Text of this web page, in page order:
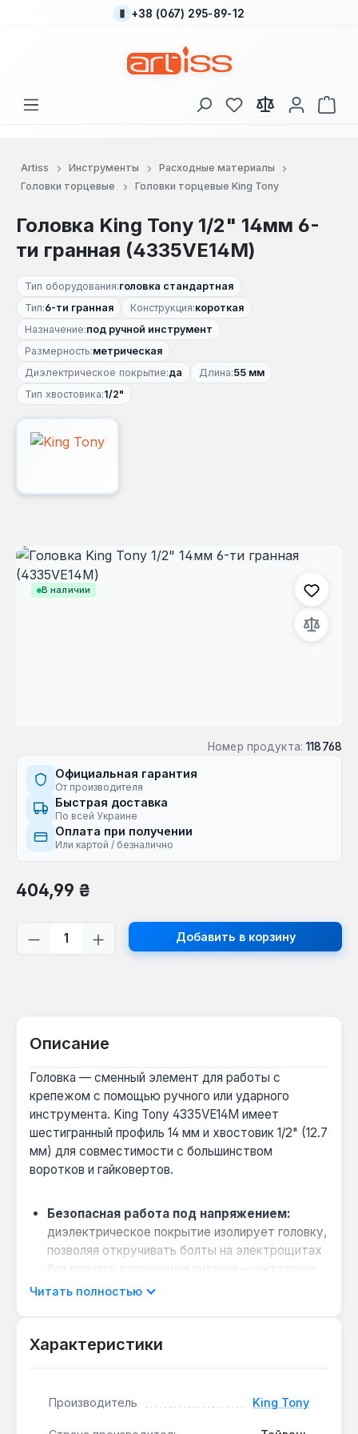
Перейти к основному содержанию
+38 (067) 295-89-12
У вас есть товары
В
Artiss Инструменты
Расходные материалы
Головки торцевые
Головки торцевые King Tony
Головка King Tony 1/2" 14мм 6-
ти гранная (4335VE14M)
Тип оборудования:головка стандартная
Тип:6-ти гранная Конструкция:короткая
Назначение:под ручной инструмент
Размерность:метрическая
Диэлектрическое покрытие:да Длина:55 мм
Тип хвостовика:1/2"
В наличии
Пропустить галерею изображений
Номер продукта: 118768
Официальная гарантия
От производителя
Быстрая доставка
По всей Украине
Оплата при получении
Или картой / безналично
Обычная цена:
404,99 ₴
Количество продукта: введите
Добавить в корзину
Описание
Головка — сменный элемент для работы с
крепежом с помощью ручного или ударного
инструмента. King Tony 4335VE14M имеет
шестигранный профиль 14 мм и хвостовик 1/2" (12.7
мм) для совместимости с большинством
воротков и гайковертов.
Безопасная работа под напряжением:
диэлектрическое покрытие изолирует головку,
позволяя откручивать болты на электрощитах
без полного отключения питания — актуально
для электромонтажников.
стали CR-V по технологии кованого металла
Работа в стеснённых условиях:
короткая
Читать полностью
Характеристики
Производитель King Tony